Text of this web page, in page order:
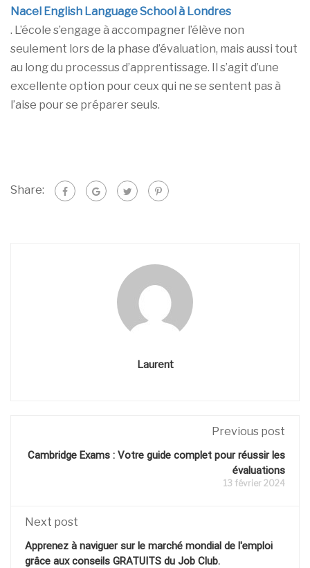
Nacel English Language School à Londres
. L’école s’engage à accompagner l’élève non
seulement lors de la phase d’évaluation, mais aussi tout
au long du processus d’apprentissage. Il s’agit d’une
excellente option pour ceux qui ne se sentent pas à
l’aise pour se préparer seuls.
Share:
Laurent
Previous post
Cambridge Exams : Votre guide complet pour réussir les
évaluations
13 février 2024
Next post
Apprenez à naviguer sur le marché mondial de l'emploi
grâce aux conseils GRATUITS du Job Club.